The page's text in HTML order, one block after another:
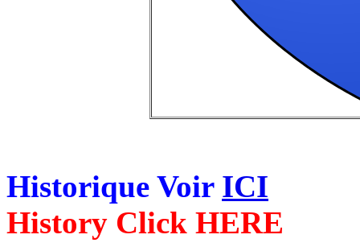
Historique Voir ICI
History Click HERE